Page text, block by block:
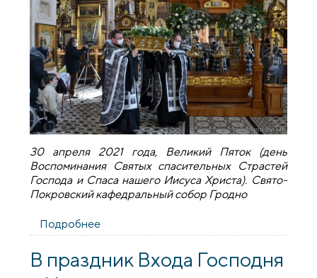
30 апреля 2021 года, Великий Пяток (день
Воспоминания Святых спасительных Страстей
Господа и Спаса нашего Иисуса Христа). Свято-
Покровский кафедральный собор Гродно
Подробнее
В праздник Входа Господня